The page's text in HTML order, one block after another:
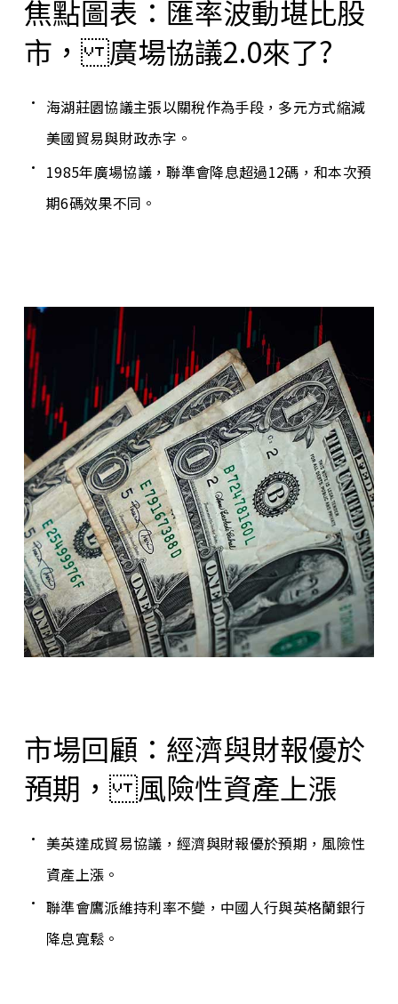
焦點圖表：匯率波動堪比股
市， 廣場協議2.0來了?
海湖莊園協議主張以關稅作為手段，多元方式縮減
美國貿易與財政赤字。
1985年廣場協議，聯準會降息超過12碼，和本次預
期6碼效果不同。
市場回顧：經濟與財報優於
預期， 風險性資產上漲
美英達成貿易協議，經濟與財報優於預期，風險性
資產上漲。
聯準會鷹派維持利率不變，中國人行與英格蘭銀行
降息寬鬆。